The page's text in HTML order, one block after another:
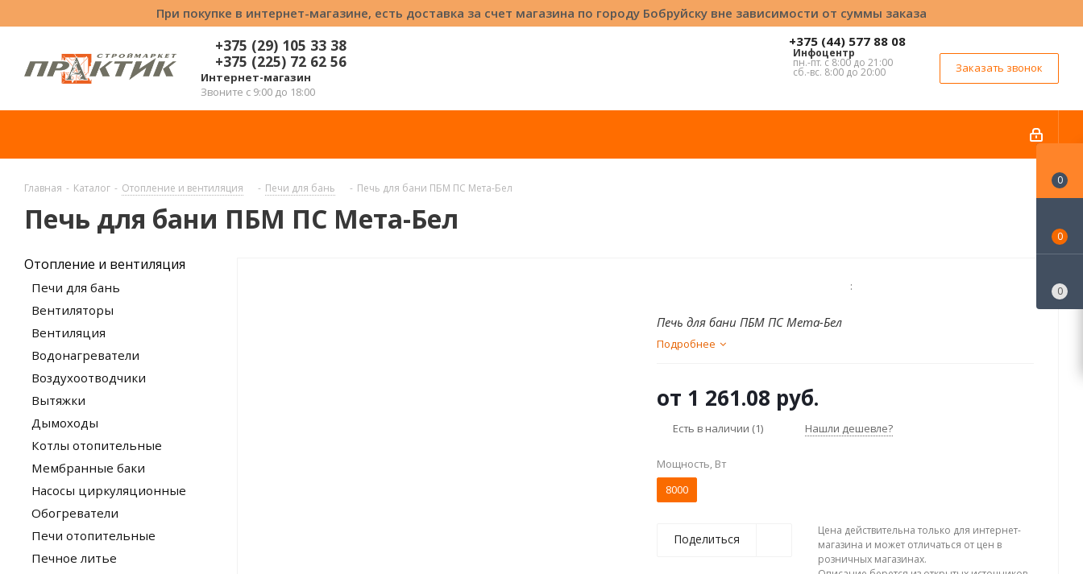
При покупке в интернет-магазине, есть доставка за счет магазина по городу Бобруйску вне зависимости от суммы заказа
+375 (29) 105 33 38
+375 (225) 72 62 56
Интернет-магазин
Звоните с 9:00 до 18:00
+375 (44) 577 88 08
Инфоцентр
пн.-пт. с 8:00 до 21:00
сб.-вс. 8:00 до 20:00 Заказать звонок
Главная - Каталог - Отопление и вентиляция - Печи для бань - Печь для бани ПБМ ПС Мета-Бел
Печь для бани ПБМ ПС Мета-Бел
:
Печь для бани ПБМ ПС Мета-Бел
Подробнее
от 1 261.08 руб.
Есть в наличии (1) Нашли дешевле?
Мощность, Вт
8000
Поделиться
Цена действительна только для интернет-
магазина и может отличаться от цен в
розничных магазинах.
Отопление и вентиляция
Печи для бань
Вентиляторы
Вентиляция
Водонагреватели
Воздухоотводчики
Вытяжки
Дымоходы
Котлы отопительные
Мембранные баки
Насосы циркуляционные
Обогреватели
Печи отопительные
Печное литье
0
0
0